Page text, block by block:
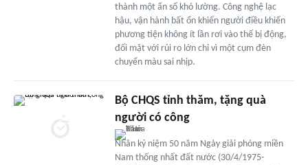
thành một ẩn số khó lường. Công nghệ lạc
hậu, vận hành bất ổn khiến người điều khiển
phương tiện không ít lần rơi vào thế bị động,
đối mặt với rủi ro lớn chỉ vì một cụm đèn
chuyển màu sai nhịp.
Bộ CHQS tỉnh thăm, tặng quà
người có công
Nhân kỷ niệm 50 năm Ngày giải phóng miền
Nam thống nhất đất nước (30/4/1975-